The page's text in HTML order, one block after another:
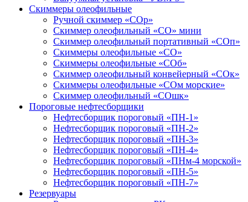
Скиммеры олеофильные
Ручной скиммер «СОр»
Скиммер олеофильный «СО» мини
Скиммер олеофильный портативный «СОп»
Скиммеры олеофильные «СО»
Скиммеры олеофильные «СОб»
Скиммер олеофильный конвейерный «СОк»
Скиммеры олеофильные «СОм морские»
Скиммер олеофильный «СОшк»
Пороговые нефтесборщики
Нефтесборщик пороговый «ПН-1»
Нефтесборщик пороговый «ПН-2»
Нефтесборщик пороговый «ПН-3»
Нефтесборщик пороговый «ПН-4»
Нефтесборщик пороговый «ПНм-4 морской»
Нефтесборщик пороговый «ПН-5»
Нефтесборщик пороговый «ПН-7»
Резервуары